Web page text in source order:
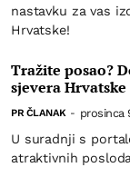
nastavku za vas
Hrvatske!
Tražite posao?
sjevera Hrvatske
PR ČLANAK - prosinca
U suradnji s
atraktivnih